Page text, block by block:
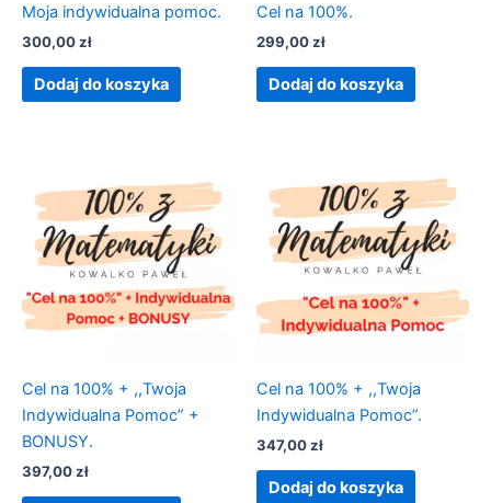
Moja indywidualna pomoc.
300,00zł
Dodaj do koszyka
Cel na 100%.
299,00zł
Dodaj do koszyka
Cel na 100% + ,,Twoja
Indywidualna Pomoc” +
BONUSY.
397,00zł
Cel na 100% + ,,Twoja
Indywidualna Pomoc”.
347,00zł
Dodaj do koszyka